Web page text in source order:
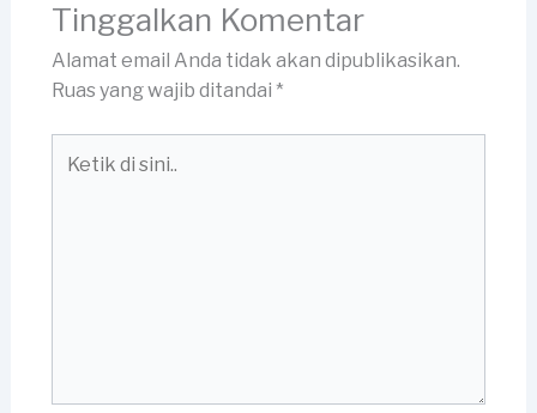
Tinggalkan Komentar
Alamat email Anda tidak akan dipublikasikan.
Ruas yang wajib ditandai *